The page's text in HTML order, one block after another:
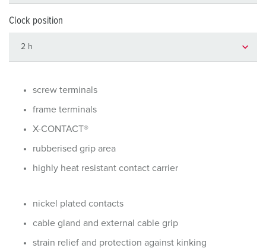
Clock position
screw terminals
frame terminals
X-CONTACT®
rubberised grip area
highly heat resistant contact carrier
nickel plated contacts
cable gland and external cable grip
strain relief and protection against kinking